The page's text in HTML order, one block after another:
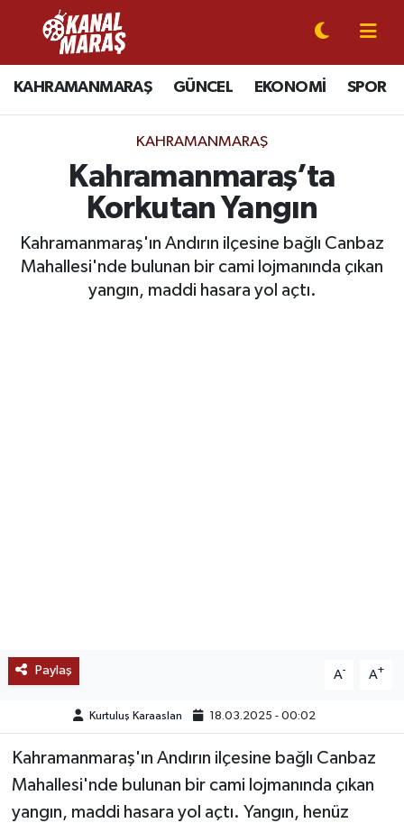
KAHRAMANMARAŞ GÜNCEL EKONOMİ SPOR
KAHRAMANMARAŞ
Kahramanmaraş’ta
Korkutan Yangın
Kahramanmaraş'ın Andırın ilçesine bağlı Canbaz
Mahallesi'nde bulunan bir cami lojmanında çıkan
yangın, maddi hasara yol açtı.
Paylaş A- A+
Kurtuluş Karaaslan 18.03.2025 - 00:02
Kahramanmaraş'ın Andırın ilçesine bağlı Canbaz
Mahallesi'nde bulunan bir cami lojmanında çıkan
yangın, maddi hasara yol açtı. Yangın, henüz
CANLI YAYIN
KAHRAMANMARAŞ
SİYASET
EKONOMİ
DÜNYA
TREND
MEDYA
OTOMOTİV
Kahramanmaraş Nöbetçi Eczaneler
Kahramanmaraş Hava Durumu
Kahramanmaraş Trafik Yoğunluk Haritası
Süper Lig Puan Durumu ve Fikstür
Tüm Manşetler